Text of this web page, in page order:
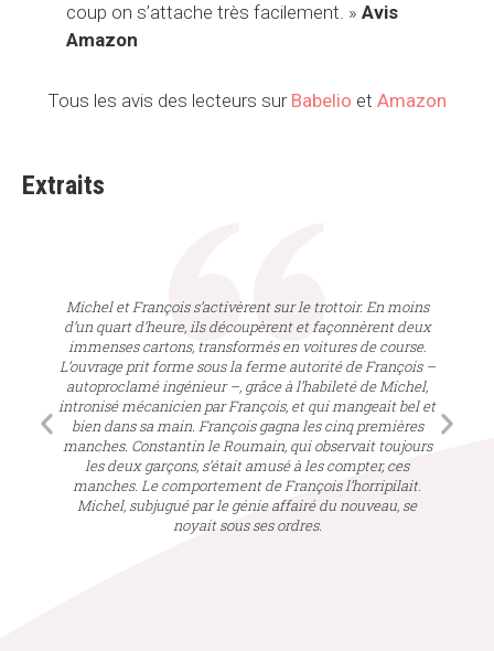
coup on s’attache très facilement. » Avis
Amazon
Tous les avis des lecteurs sur Babelio et Amazon
Extraits
Michel et François s’activèrent sur le trottoir. En moins
d’un quart d’heure, ils découpèrent et façonnèrent deux
immenses cartons, transformés en voitures de course.
L’ouvrage prit forme sous la ferme autorité de François –
autoproclamé ingénieur –, grâce à l’habileté de Michel,
intronisé mécanicien par François, et qui mangeait bel et
bien dans sa main. François gagna les cinq premières
manches. Constantin le Roumain, qui observait toujours
les deux garçons, s’était amusé à les compter, ces
manches. Le comportement de François l’horripilait.
Michel, subjugué par le génie affairé du nouveau, se
noyait sous ses ordres.